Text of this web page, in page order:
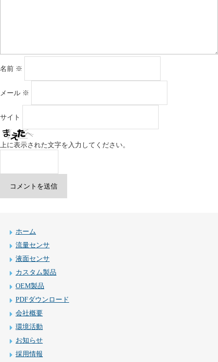
名前 ※
メール ※
サイト
上に表示された文字を入力してください。
ホーム
流量センサ
液面センサ
カスタム製品
OEM製品
PDFダウンロード
会社概要
環境活動
お知らせ
採用情報